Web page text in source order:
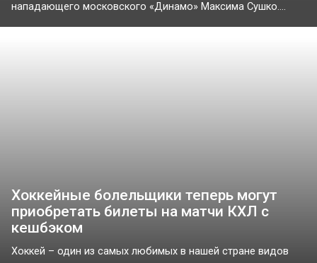
нападающего московского «Динамо» Максима Сушко....
Хоккейные болельщики теперь могут
приобретать билеты на матчи КХЛ с
кешбэком
Хоккей – один из самых любимых в нашей стране видов